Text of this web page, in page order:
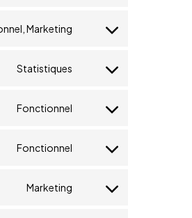
Marketing
Statistiques
Fonctionnel
Fonctionnel
Marketing